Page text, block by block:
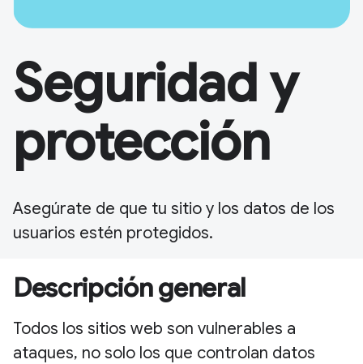
Seguridad y
protección
Asegúrate de que tu sitio y los datos de los
usuarios estén protegidos.
Descripción general
Todos los sitios web son vulnerables a
ataques, no solo los que controlan datos